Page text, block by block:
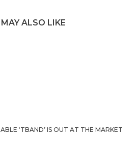
ALSO LIKE
‘TBAND’ IS OUT AT THE MARKET